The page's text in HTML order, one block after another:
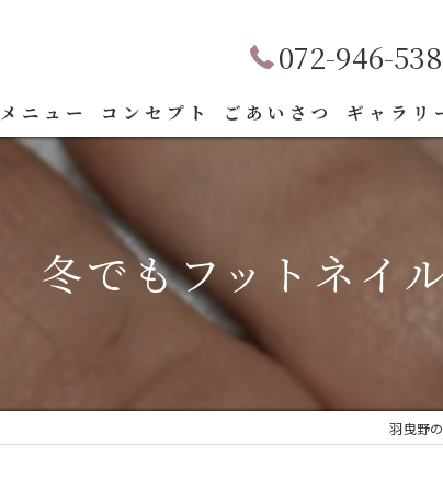
072-946-
メニュー コンセプト ごあいさつ ギャラリ
冬でもフットネイ
羽曳野